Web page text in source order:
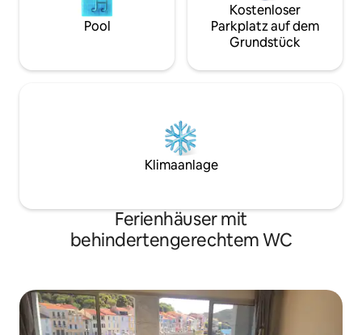
Pool
Kostenloser
Parkplatz auf dem
Grundstück
Klimaanlage
Ferienhäuser mit
behindertengerechtem WC